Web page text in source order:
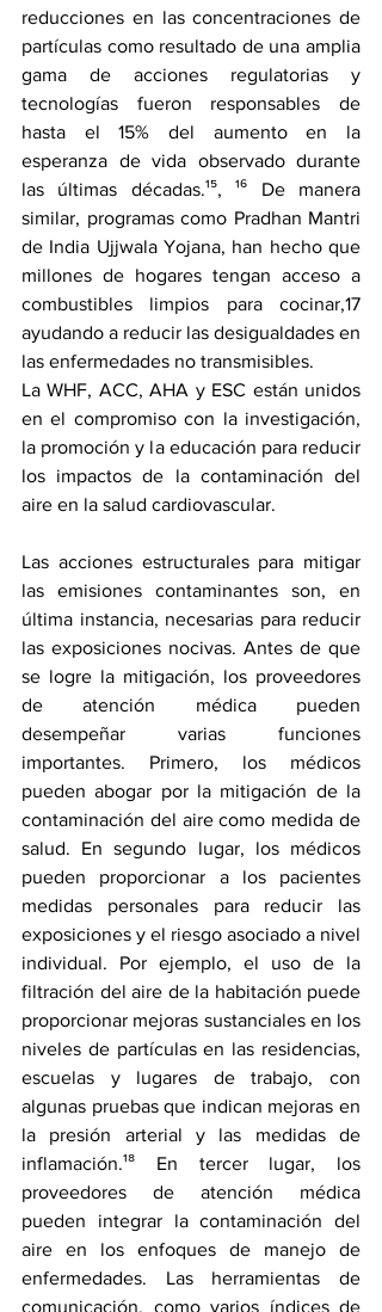
reducciones en las concentraciones de
partículas como resultado de una amplia
gama de acciones regulatorias y
tecnologías fueron responsables de
hasta el 15% del aumento en la
esperanza de vida observado durante
las últimas décadas.¹⁵, ¹⁶ De manera
similar, programas como Pradhan Mantri
de India Ujjwala Yojana, han hecho que
millones de hogares tengan acceso a
combustibles limpios para cocinar,17
ayudando a reducir las desigualdades en
las enfermedades no transmisibles.
La WHF, ACC, AHA y ESC están unidos
en el compromiso con la investigación,
la promoción y la educación para reducir
los impactos de la contaminación del
aire en la salud cardiovascular.
Las acciones estructurales para mitigar
las emisiones contaminantes son, en
última instancia, necesarias para reducir
las exposiciones nocivas. Antes de que
se logre la mitigación, los proveedores
de atención médica pueden
desempeñar varias funciones
importantes. Primero, los médicos
pueden abogar por la mitigación de la
contaminación del aire como medida de
salud. En segundo lugar, los médicos
pueden proporcionar a los pacientes
medidas personales para reducir las
exposiciones y el riesgo asociado a nivel
individual. Por ejemplo, el uso de la
filtración del aire de la habitación puede
proporcionar mejoras sustanciales en los
niveles de partículas en las residencias,
escuelas y lugares de trabajo, con
algunas pruebas que indican mejoras en
la presión arterial y las medidas de
inflamación.¹⁸ En tercer lugar, los
proveedores de atención médica
pueden integrar la contaminación del
aire en los enfoques de manejo de
enfermedades. Las herramientas de
comunicación, como varios índices de